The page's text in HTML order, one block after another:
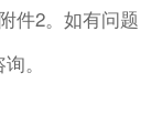
件2。如有问题
。